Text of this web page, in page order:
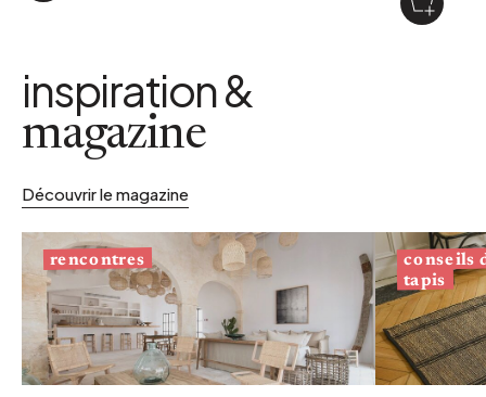
inspiration &
magazine
Découvrir le magazine
rencontres conseils
tapis